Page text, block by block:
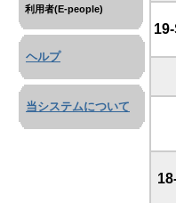
利用者(E-people)
ヘルプ
当システムについて